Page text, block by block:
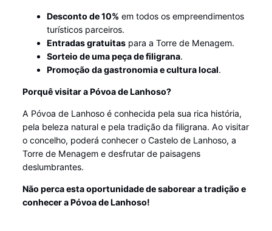
Desconto de 10% em todos os empreendimentos
turísticos parceiros.
Entradas gratuitaspara a Torre de Menagem.
Sorteio de uma peça de filigrana.
Promoção da gastronomia e cultura local.
Porquê visitar a Póvoa de Lanhoso?
A Póvoa de Lanhoso é conhecida pela sua rica história,
pela beleza natural e pela tradição da filigrana. Ao visitar
o concelho, poderá conhecer o Castelo de Lanhoso, a
Torre de Menagem e desfrutar de paisagens
deslumbrantes.
Não perca esta oportunidade de saborear a tradição e
conhecer a Póvoa de Lanhoso!